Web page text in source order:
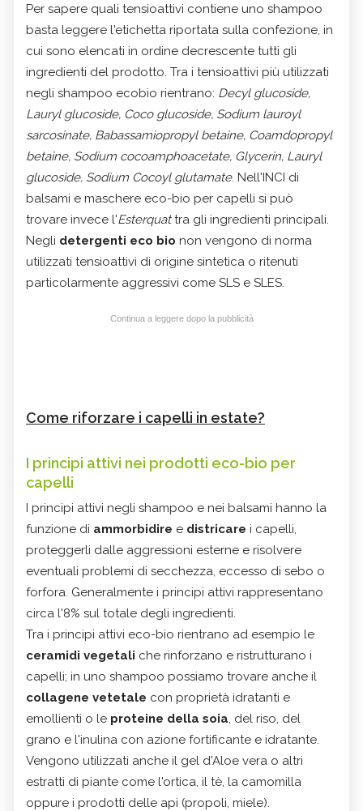
Per sapere quali tensioattivi contiene uno shampoo
basta leggere l'etichetta riportata sulla confezione, in
cui sono elencati in ordine decrescente tutti gli
ingredienti del prodotto. Tra i tensioattivi più utilizzati
negli shampoo ecobio rientrano: Decyl glucoside,
Lauryl glucoside, Coco glucoside, Sodium lauroyl
sarcosinate, Babassamiopropyl betaine, Coamdopropyl
betaine, Sodium cocoamphoacetate, Glycerin, Lauryl
glucoside, Sodium Cocoyl glutamate. Nell'INCI di
balsami e maschere eco-bio per capelli si può
trovare invece l'Esterquattra gli ingredienti principali.
Negli detergenti eco bio non vengono di norma
utilizzati tensioattivi di origine sintetica o ritenuti
particolarmente aggressivi come SLS e SLES.
Continua a leggere dopo la pubblicità
Come riforzare i capelli in estate?
I principi attivi nei prodotti eco-bio per
capelli
I principi attivi negli shampoo e nei balsami hanno la
funzione di ammorbidire e districare i capelli,
proteggerli dalle aggressioni esterne e risolvere
eventuali problemi di secchezza, eccesso di sebo o
forfora. Generalmente i principi attivi rappresentano
circa l'8% sul totale degli ingredienti.
Tra i principi attivi eco-bio rientrano ad esempio le
ceramidi vegetali che rinforzano e ristrutturano i
capelli; in uno shampoo possiamo trovare anche il
collagene vetetale con proprietà idratanti e
emollienti o le proteine della soia, del riso, del
grano e l'inulina con azione fortificante e idratante.
Vengono utilizzati anche il gel d'Aloe vera o altri
estratti di piante come l'ortica, il tè, la camomilla
oppure i prodotti delle api (propoli, miele).